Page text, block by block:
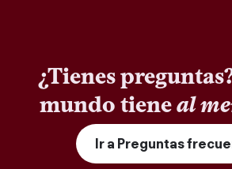
¿Tienes
mundo tieneal
Ir a Preguntas